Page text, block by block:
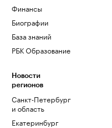
Финансы
Биографии
База знаний
РБК Образование
Новости
регионов
Санкт-Петербург
и область
Екатеринбург